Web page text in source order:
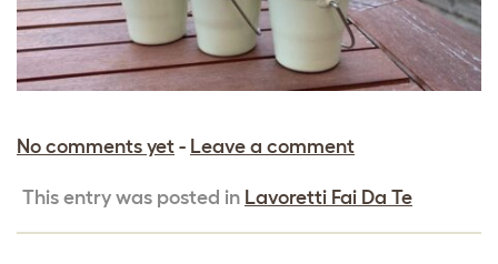
No comments yet - Leave a comment
This entry was posted in Lavoretti Fai Da Te